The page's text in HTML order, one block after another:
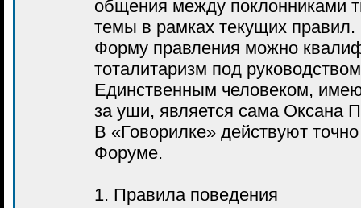
общения между поклонниками
темы в рамках текущих правил.
Форму правления можно
тоталитаризм под
Единственным человеком,
за уши, является сама Оксана
В «Говорилке» действуют
Форуме.
1. Правила поведения